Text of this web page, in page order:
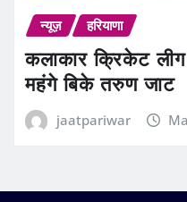
न्यूज़ हरियाणा
कलाकार क्रिकेट
महंगे बिके तरुण जाट
jaatpariwar